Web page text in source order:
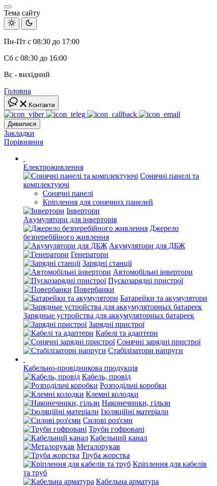
Тема сайту
Пн-Пт с 08:30 до 17:00
Сб с 08:30 до 16:00
Вс - вихідний
Головна
Контакти
Дивилися
Закладки
Порівняння
Електроживлення
Сонячні панелі та
комплектуючі
Сонячні панелі
Кріплення для сонячних панелей
Інвертори
Акумулятори для інверторів
Джерело
безперебійного живлення
Акумулятори для ДБЖ
Генератори
Зарядні станції
Автомобільні інвертори
Пускозарядні пристрої
Повербанки
Батарейки та акумулятори
Зарядные устройства для аккумуляторных батареек
Зарядні пристрої
Кабелі та адаптери
Сонячні зарядні пристрої
Стабілізатори напруги
Кабельно-провідникова продукція
Кабель, провід
Розподільчі коробки
Клемні колодки
Наконечники, гільзи
Ізоляційні матеріали
Силові роз'єми
Труби гофровані
Кабельний канал
Металорукав
Труба жорстка
Кріплення для кабелів
та труб
Кабельна арматура